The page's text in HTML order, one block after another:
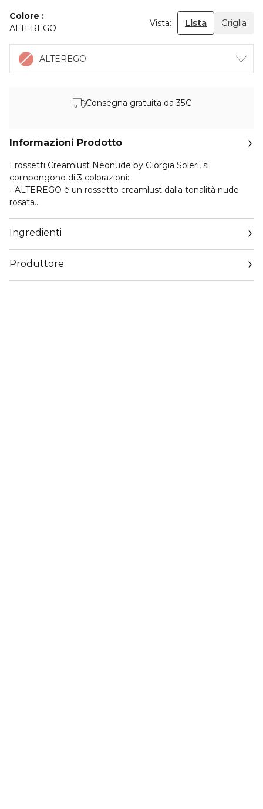
Colore
ALTEREGO
Vista: Lista Griglia
ALTEREGO
Consegna gratuita da 35€
Informazioni Prodotto
I rossetti Creamlust Neonude by Giorgia Soleri, si
compongono di 3 colorazioni:
- ALTEREGO è un rossetto creamlust dalla tonalità nude
rosata.
caramello freddo.
- LA SIGNORINA NESSUNO è un rossetto creamlust dalla
tonalità fucsia intenso freddo.
Ingredienti
Produttore